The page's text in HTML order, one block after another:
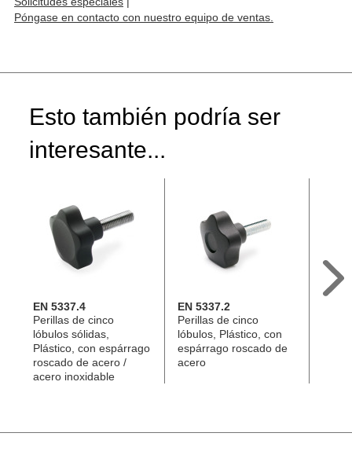
Póngase en contacto con nuestro equipo de ventas.
Esto también podría ser
interesante...
EN 5337.4
Perillas de cinco
lóbulos sólidas,
Plástico, con espárrago
roscado de acero /
acero inoxidable
EN 5337.2
Perillas de cinco
lóbulos, Plástico, con
espárrago roscado de
acero